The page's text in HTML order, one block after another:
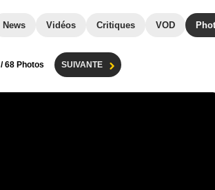
News Vidéos Critiques VOD
/ 68 Photos SUIVANTE